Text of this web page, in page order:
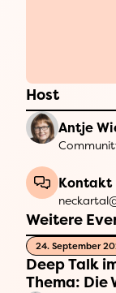
Host
Antje
Kontakt
Weitere
24. September
Deep Talk
Thema: Die